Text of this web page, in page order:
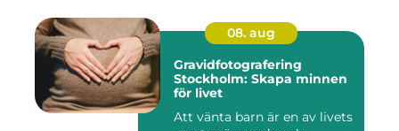
08. aug
Gravidfotografering
Stockholm: Skapa minnen
för livet
Att vänta barn är en av livets